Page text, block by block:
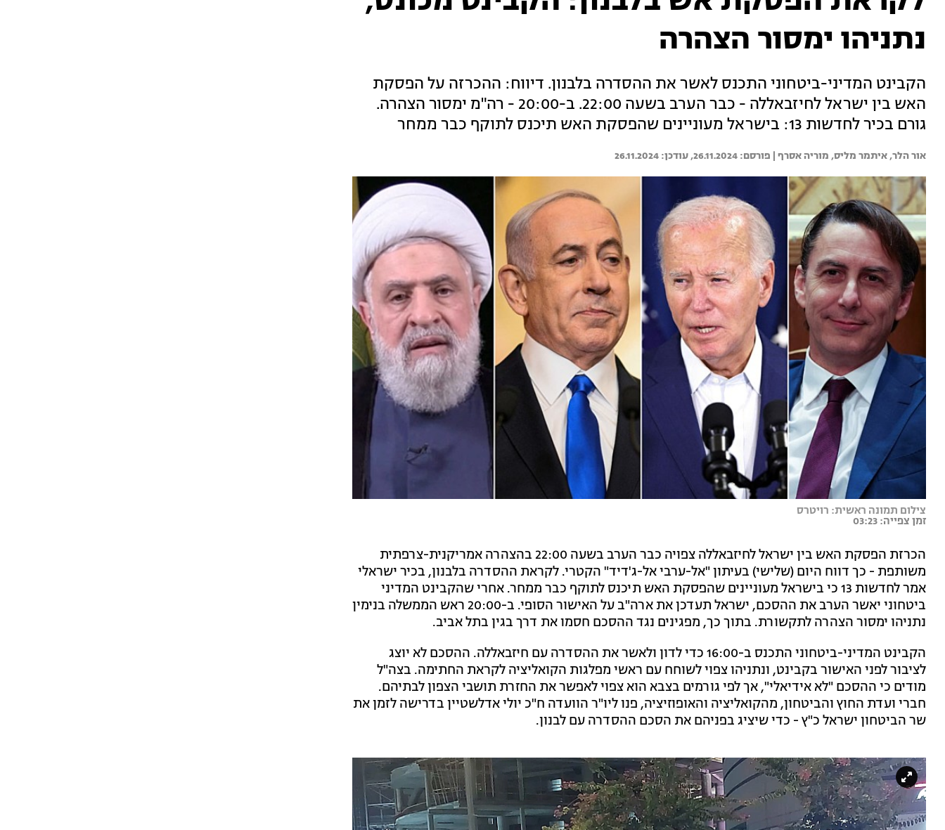
נתניהו ימסור הצהרה
הקבינט המדיני-ביטחוני התכנס לאשר את ההסדרה בלבנון. דיווח: ההכרזה על הפסקת
האש בין ישראל לחיזבאללה - כבר הערב בשעה 22:00. ב-20:00 - רה"מ ימסור הצהרה.
גורם בכיר לחדשות 13: בישראל מעוניינים שהפסקת האש תיכנס לתוקף כבר ממחר
אור הלר, איתמר מליס, מוריה אסרף | 26.11.2024
26.11.2024
צילום תמונה ראשית: רויטרס
זמן צפייה: 03:23
הכרזת הפסקת האש בין ישראל לחיזבאללה צפויה כבר הערב בשעה 22:00 בהצהרה אמריקנית-צרפתית
משותפת - כך דווח היום (שלישי) בעיתון "אל-ערבי אל-ג'דיד" הקטרי. לקראת ההסדרה בלבנון, בכיר ישראלי
אמר לחדשות 13 כי בישראל מעוניינים שהפסקת האש תיכנס לתוקף כבר ממחר. אחרי שהקבינט המדיני
ביטחוני יאשר הערב את ההסכם, ישראל תעדכן את ארה"ב על האישור הסופי. ב-20:00 ראש הממשלה בנימין
נתניהו ימסור הצהרה לתקשורת. בתוך כך, מפגינים נגד ההסכם חסמו את דרך בגין בתל אביב.
הקבינט המדיני-ביטחוני התכנס ב-16:00 כדי לדון ולאשר את ההסדרה עם חיזבאללה. ההסכם לא יוצג
לציבור לפני האישור בקבינט, ונתניהו צפוי לשוחח עם ראשי מפלגות הקואליציה לקראת החתימה. בצה"ל
מודים כי ההסכם "לא אידיאלי", אך לפי גורמים בצבא הוא צפוי לאפשר את החזרת תושבי הצפון לבתיהם.
חברי ועדת החוץ והביטחון, מהקואליציה והאופוזיציה, פנו ליו"ר הוועדה ח"כ יולי אדלשטיין בדרישה לזמן את
שר הביטחון ישראל כ"ץ - כדי שיציג בפניהם את הסכם ההסדרה עם לבנון.